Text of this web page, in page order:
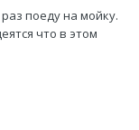
поеду на мойку.
что в этом